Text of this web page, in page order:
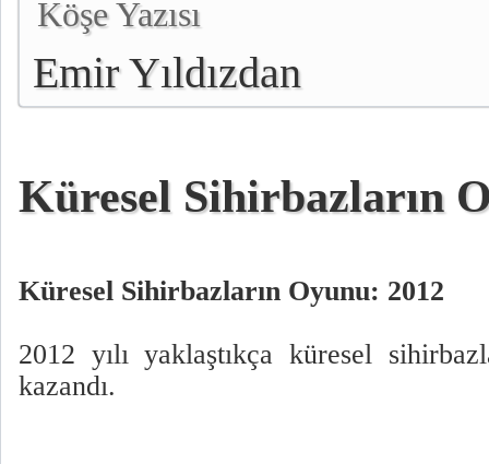
Köşe Yazısı
Emir Yıldızdan
Küresel Sihirbazların
Küresel Sihirbazların Oyunu: 2012
2012 yılı yaklaştıkça küresel
kazandı.